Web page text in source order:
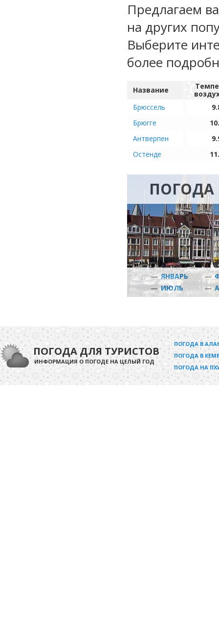
Предлагаем
на других
Выберите
более
Название
Брюссель
Брюгге
Антверпен
Остенде
ПОГОДА
—ЯНВАРЬ —
—ИЮЛЬ —
ПОГОДА ДЛЯ ТУРИСТОВ
ИНФОРМАЦИЯ О ПОГОДЕ НА ЦЕЛЫЙ ГОД
ПОГОДА В
ПОГОДА В
ПОГОДА НА